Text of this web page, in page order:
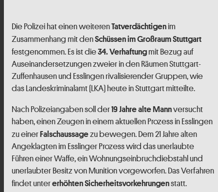
Die Polizei hat einen weiterenTatverdächtigenim
Zusammenhang mit denSchüssen im Großraum Stuttgart
festgenommen. Es ist die34. Verhaftungmit Bezug auf
Auseinandersetzungen zweier in den Räumen Stuttgart-
Zuffenhausen und Esslingen rivalisierender Gruppen, wie
das Landeskriminalamt (LKA) heute in Stuttgart mitteilte.
Nach Polizeiangaben soll der19 Jahre alte Mannversucht
haben, einen Zeugen in einem aktuellen Prozess in Esslingen
zu einerFalschaussagezu bewegen. Dem 21 Jahre alten
Angeklagten im Esslinger Prozess wird das unerlaubte
Führen einer Waffe, ein Wohnungseinbruchdiebstahl und
unerlaubter Besitz von Munition vorgeworfen. Das Verfahren
findet untererhöhten Sicherheitsvorkehrungenstatt.